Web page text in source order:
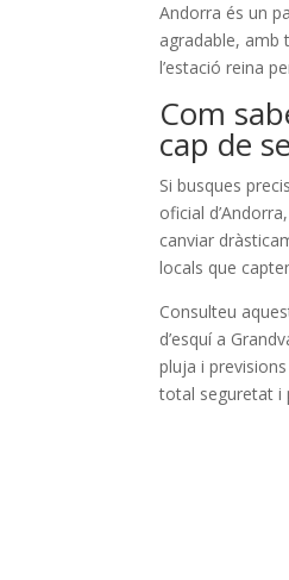
Andorra és un
agradable, amb
l’estació reina
Com
cap de
Si busques
oficial
canviar
locals que
Consulteu
d’esquí a
pluja i
total seguretat i